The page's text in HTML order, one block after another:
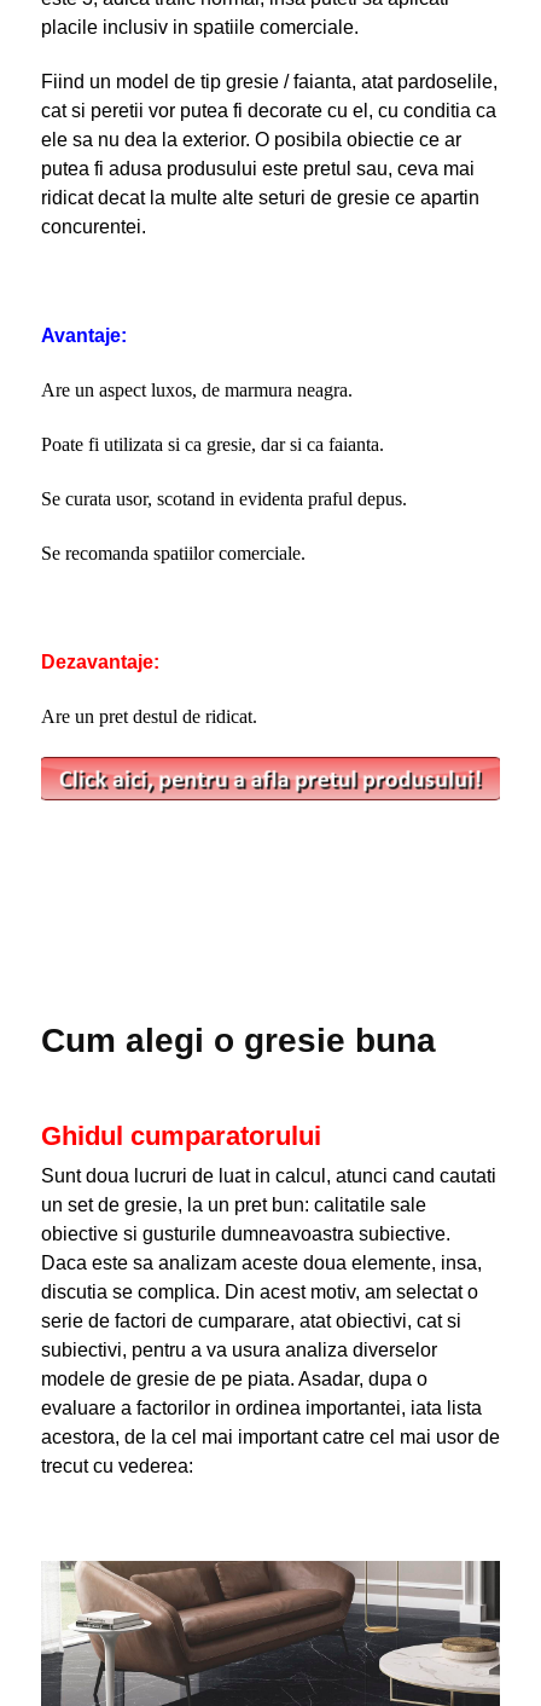
placile inclusiv in spatiile comerciale.
Fiind un model de tip gresie / faianta, atat pardoselile,
cat si peretii vor putea fi decorate cu el, cu conditia ca
ele sa nu dea la exterior. O posibila obiectie ce ar
putea fi adusa produsului este pretul sau, ceva mai
ridicat decat la multe alte seturi de gresie ce apartin
concurentei.
Avantaje:
Are un aspect luxos, de marmura neagra.
Poate fi utilizata si ca gresie, dar si ca faianta.
Se curata usor, scotand in evidenta praful depus.
Se recomanda spatiilor comerciale.
Dezavantaje:
Are un pret destul de ridicat.
Cum alegi o gresie buna
Ghidul cumparatorului
Sunt doua lucruri de luat in calcul, atunci cand cautati
un set de gresie, la un pret bun: calitatile sale
obiective si gusturile dumneavoastra subiective.
Daca este sa analizam aceste doua elemente, insa,
discutia se complica. Din acest motiv, am selectat o
serie de factori de cumparare, atat obiectivi, cat si
subiectivi, pentru a va usura analiza diverselor
modele de gresie de pe piata. Asadar, dupa o
evaluare a factorilor in ordinea importantei, iata lista
acestora, de la cel mai important catre cel mai usor de
trecut cu vederea: